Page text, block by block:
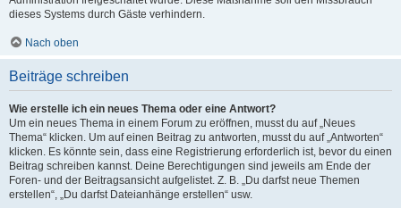
dieses Systems durch Gäste verhindern.
Nach oben
Beiträge schreiben
Wie erstelle ich ein neues Thema oder eine Antwort?
Um ein neues Thema in einem Forum zu eröffnen, musst du auf „Neues
Thema“ klicken. Um auf einen Beitrag zu antworten, musst du auf „Antworten“
klicken. Es könnte sein, dass eine Registrierung erforderlich ist, bevor du einen
Beitrag schreiben kannst. Deine Berechtigungen sind jeweils am Ende der
Foren- und der Beitragsansicht aufgelistet. Z. B. „Du darfst neue Themen
erstellen“, „Du darfst Dateianhänge erstellen“ usw.